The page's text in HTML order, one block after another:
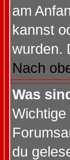
am
kannst
wurden.
Nach
Was
du